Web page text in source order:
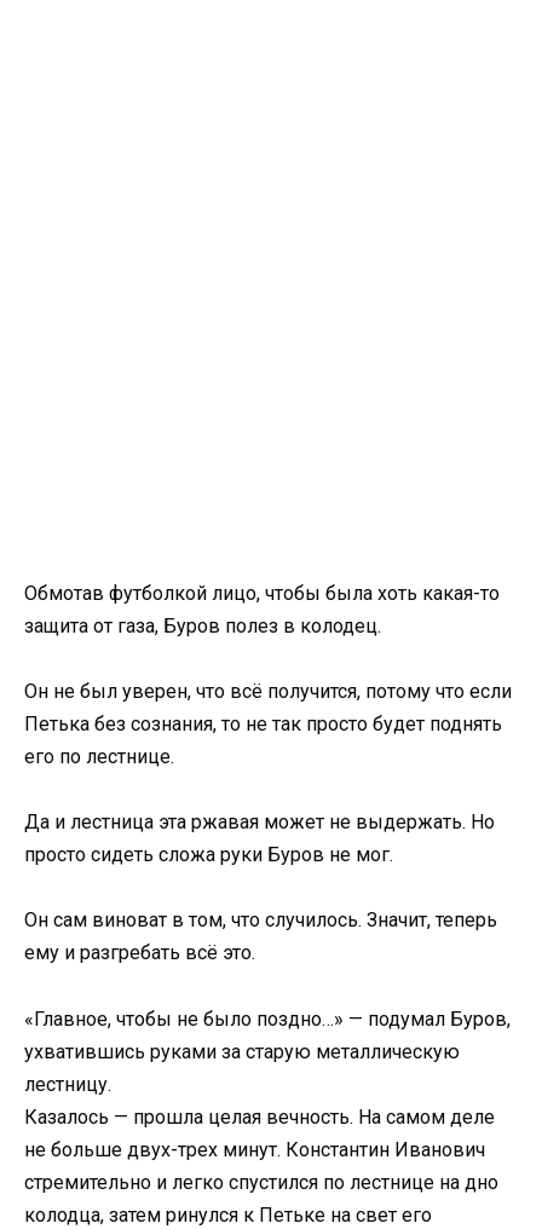
Обмотав футболкой лицо, чтобы была хоть какая-то
защита от газа, Буров полез в колодец.
Он не был уверен, что всё получится, потому что если
Петька без сознания, то не так просто будет поднять
его по лестнице.
Да и лестница эта ржавая может не выдержать. Но
просто сидеть сложа руки Буров не мог.
Он сам виноват в том, что случилось. Значит, теперь
ему и разгребать всё это.
«Главное, чтобы не было поздно…» — подумал Буров,
ухватившись руками за старую металлическую
лестницу.
Казалось — прошла целая вечность. На самом деле
не больше двух-трех минут. Константин Иванович
стремительно и легко спустился по лестнице на дно
колодца, затем ринулся к Петьке на свет его